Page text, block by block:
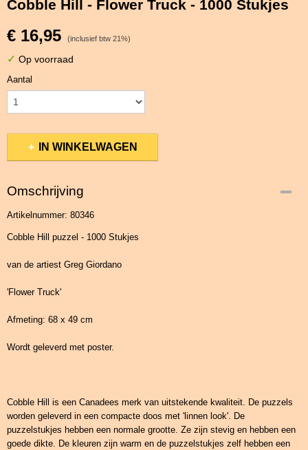
Cobble Hill - Flower Truck - 1000 Stukjes
€ 16,95 (inclusief btw 21%)
✓ Op voorraad
Aantal
IN WINKELWAGEN
Omschrijving
Artikelnummer: 80346
Cobble Hill puzzel - 1000 Stukjes
van de artiest Greg Giordano
'Flower Truck'
Afmeting: 68 x 49 cm
Wordt geleverd met poster.
Cobble Hill is een Canadees merk van uitstekende kwaliteit. De puzzels
worden geleverd in een compacte doos met 'linnen look'. De
puzzelstukjes hebben een normale grootte. Ze zijn stevig en hebben een
goede dikte. De kleuren zijn warm en de puzzelstukjes zelf hebben een